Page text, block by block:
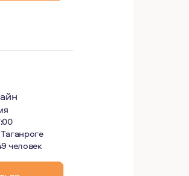
человек